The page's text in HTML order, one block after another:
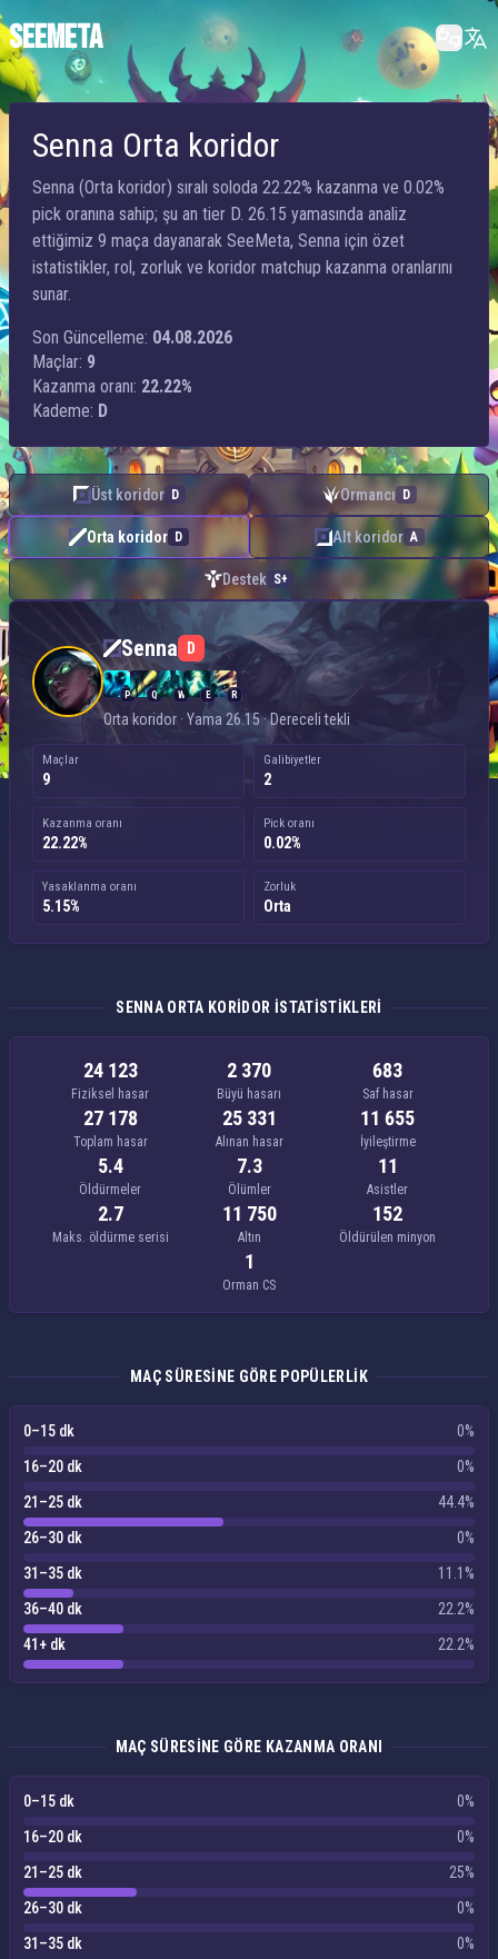
SEEMETA
Senna Orta koridor
Senna (Orta koridor) sıralı soloda 22.22% kazanma ve 0.02%
pick oranına sahip; şu an tier D. 26.15 yamasında analiz
ettiğimiz 9 maça dayanarak SeeMeta, Senna için özet
istatistikler, rol, zorluk ve koridor matchup kazanma oranlarını
sunar.
Son Güncelleme: 04.08.2026
Maçlar: 9
Kazanma oranı: 22.22%
Kademe: D
Üst koridor D Ormancı D
Orta koridor D Alt koridor A
Destek S+
Senna — Orta koridor
Senna D
P Q W E R
Orta koridor · Yama 26.15 · Dereceli tekli
Maçlar
9
Galibiyetler
2
Kazanma oranı
22.22%
Pick oranı
0.02%
Yasaklanma oranı
5.15%
Zorluk
Orta
SENNA ORTA KORIDOR ISTATISTIKLERI
24 123
Fiziksel hasar
2 370
Büyü hasarı
683
Saf hasar
27 178
Toplam hasar
25 331
Alınan hasar
11 655
İyileştirme
5.4
Öldürmeler
7.3
Ölümler
11
Asistler
2.7
Maks. öldürme serisi
11 750
Altın
152
Öldürülen minyon
1
Orman CS
MAÇ SÜRESINE GÖRE POPÜLERLIK
0–15 dk
0%
16–20 dk
0%
21–25 dk
44.4%
26–30 dk
0%
31–35 dk
11.1%
36–40 dk
22.2%
41+ dk
22.2%
MAÇ SÜRESINE GÖRE KAZANMA ORANI
0–15 dk
0%
16–20 dk
0%
21–25 dk
25%
26–30 dk
0%
31–35 dk
0%